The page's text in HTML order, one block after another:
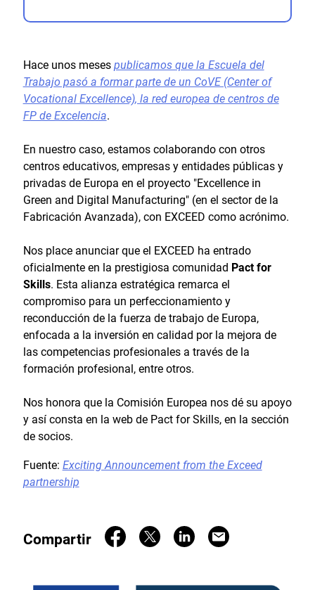
Hace unos meses publicamos que la Escuela del
Trabajo pasó a formar parte de un CoVE (Center of
Vocational Excellence), la red europea de centros de
FP de Excelencia.
En nuestro caso, estamos colaborando con otros
centros educativos, empresas y entidades públicas y
privadas de Europa en el proyecto "Excellence in
Green and Digital Manufacturing" (en el sector de la
Fabricación Avanzada), con EXCEED como acrónimo.
Nos place anunciar que el EXCEED ha entrado
oficialmente en la prestigiosa comunidad Pact for
Skills. Esta alianza estratégica remarca el
compromiso para un perfeccionamiento y
reconducción de la fuerza de trabajo de Europa,
enfocada a la inversión en calidad por la mejora de
las competencias profesionales a través de la
formación profesional, entre otros.
Nos honora que la Comisión Europea nos dé su apoyo
y así consta en la web de Pact for Skills, en la sección
de socios.
Fuente: Exciting Announcement from the Exceed
partnership
Compartir